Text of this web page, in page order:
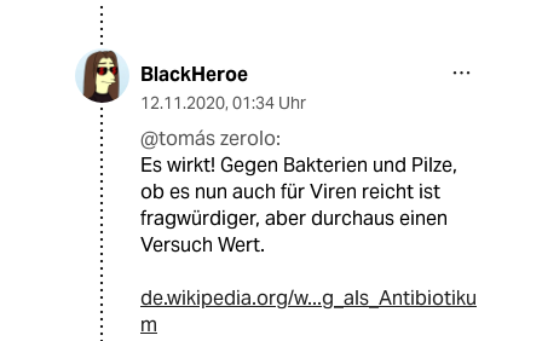
BlackHeroe
12.11.2020, 01:34 Uhr
@tomás zerolo:
Es wirkt! Gegen Bakterien und Pilze,
ob es nun auch für Viren reicht ist
fragwürdiger, aber durchaus einen
Versuch Wert.
de.wikipedia.org/w...g_als_Antibiotiku
m